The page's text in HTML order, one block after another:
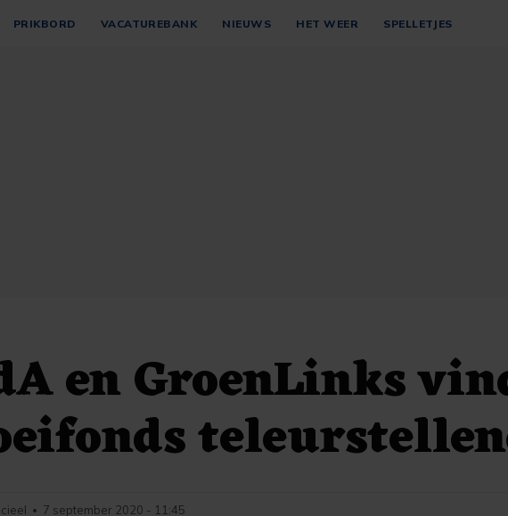
PRIKBORD VACATUREBANK NIEUWS HET WEER SPELLETJES
en GroenLinks
• 7 september 2020 - 11:45